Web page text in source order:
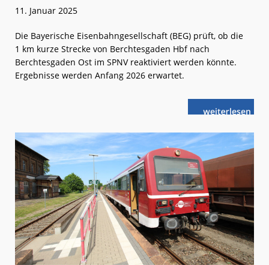
11. Januar 2025
Die Bayerische Eisenbahngesellschaft (BEG) prüft, ob die
1 km kurze Strecke von Berchtesgaden Hbf nach
Berchtesgaden Ost im SPNV reaktiviert werden könnte.
Ergebnisse werden Anfang 2026 erwartet.
weiterlese
nWieder
Schiene
nach
Ost?